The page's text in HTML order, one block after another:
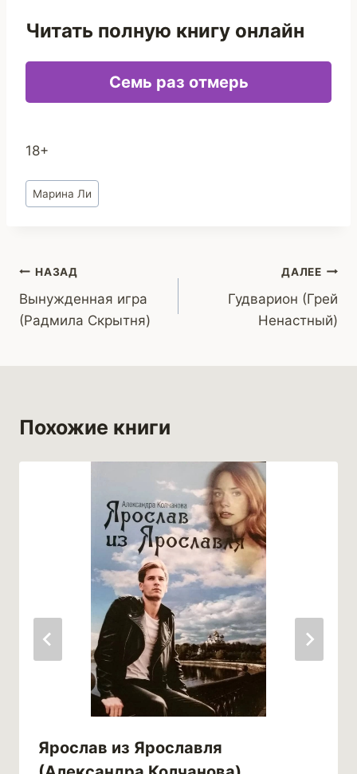
Читать полную книгу онлайн
Семь раз отмерь
18+
Метки
записи:
Марина Ли
Навигация
по
записям
НАЗАД
Вынужденная игра
(Радмила Скрытня)
ДАЛЕЕ
Гудварион (Грей
Ненастный)
Похожие книги
Ярослав из Ярославля